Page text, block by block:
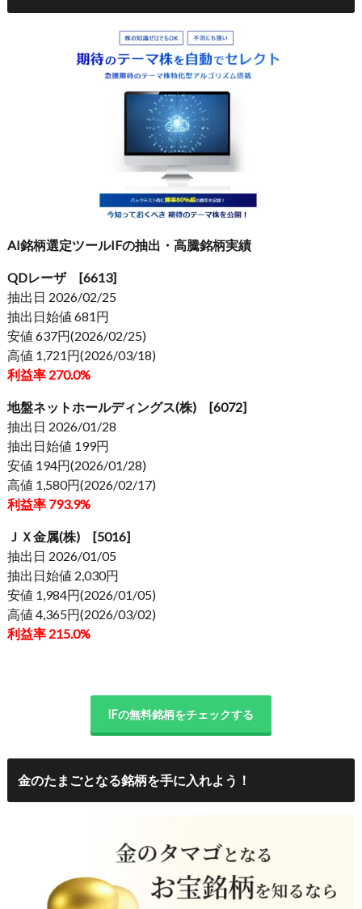
AI銘柄選定ツールIFの抽出・高騰銘柄実績
QDレーザ [6613]
抽出日 2026/02/25
抽出日始値 681円
安値 637円(2026/02/25)
高値 1,721円(2026/03/18)
利益率 270.0%
地盤ネットホールディングス(株) [6072]
抽出日 2026/01/28
抽出日始値 199円
安値 194円(2026/01/28)
高値 1,580円(2026/02/17)
利益率 793.9%
ＪＸ金属(株) [5016]
抽出日 2026/01/05
抽出日始値 2,030円
安値 1,984円(2026/01/05)
高値 4,365円(2026/03/02)
利益率 215.0%
IFの無料銘柄をチェックする
金のたまごとなる銘柄を手に入れよう！